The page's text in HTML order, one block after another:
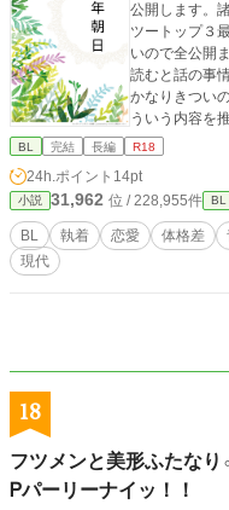
公開します。
ツートップ３
いので全公開
読むと話の事情がわか
かなりきつい
ういう内容を
プシーズン３
BL 完結 長編 R18
24h.ポイント 14pt
小説 31,962 位 / 228,955件 BL
BL 執着 恋愛 体格差
現代
18
フツメンと美形ふたな
Ꮲパーリーナイッ！！